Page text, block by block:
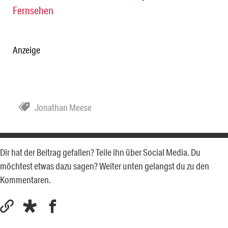
Fernsehen
Anzeige
Jonathan Meese
Dir hat der Beitrag gefallen? Teile ihn über Social Media. Du
möchtest etwas dazu sagen? Weiter unten gelangst du zu den
Kommentaren.